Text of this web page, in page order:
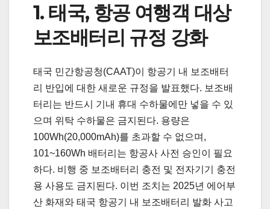
1. 태국, 항공 여행객 대상
보조배터리 규정 강화
태국 민간항공청(CAAT)이 항공기 내 보조배터
리 반입에 대한 새로운 규정을 발표했다. 보조배
터리는 반드시 기내 휴대 수하물에만 넣을 수 있
으며 위탁 수하물은 금지된다. 용량은
100Wh(20,000mAh)를 초과할 수 없으며,
101~160Wh 배터리는 항공사 사전 승인이 필요
하다. 비행 중 보조배터리 충전 및 전자기기 충전
용 사용도 금지된다. 이번 조치는 2025년 에어부
산 화재와 태국 항공기 내 보조배터리 발화 사고